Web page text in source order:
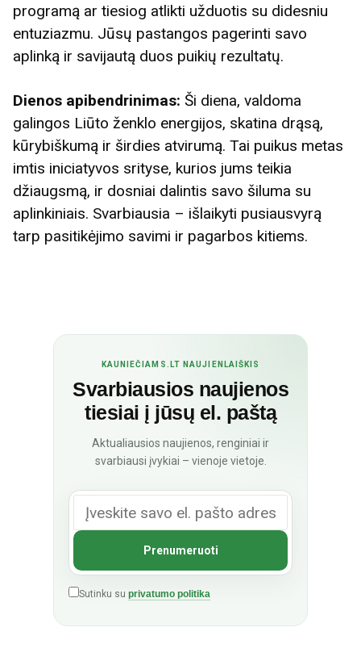
programą ar tiesiog atlikti užduotis su didesniu
entuziazmu. Jūsų pastangos pagerinti savo
aplinką ir savijautą duos puikių rezultatų.
Dienos apibendrinimas: Ši diena, valdoma
galingos Liūto ženklo energijos, skatina drąsą,
kūrybiškumą ir širdies atvirumą. Tai puikus metas
imtis iniciatyvos srityse, kurios jums teikia
džiaugsmą, ir dosniai dalintis savo šiluma su
aplinkiniais. Svarbiausia – išlaikyti pusiausvyrą
tarp pasitikėjimo savimi ir pagarbos kitiems.
KAUNIEČIAMS.LT NAUJIENLAIŠKIS
Svarbiausios naujienos
tiesiai į jūsų el. paštą
Aktualiausios naujienos, renginiai ir
svarbiausi įvykiai – vienoje vietoje.
Sutinku su privatumo politika